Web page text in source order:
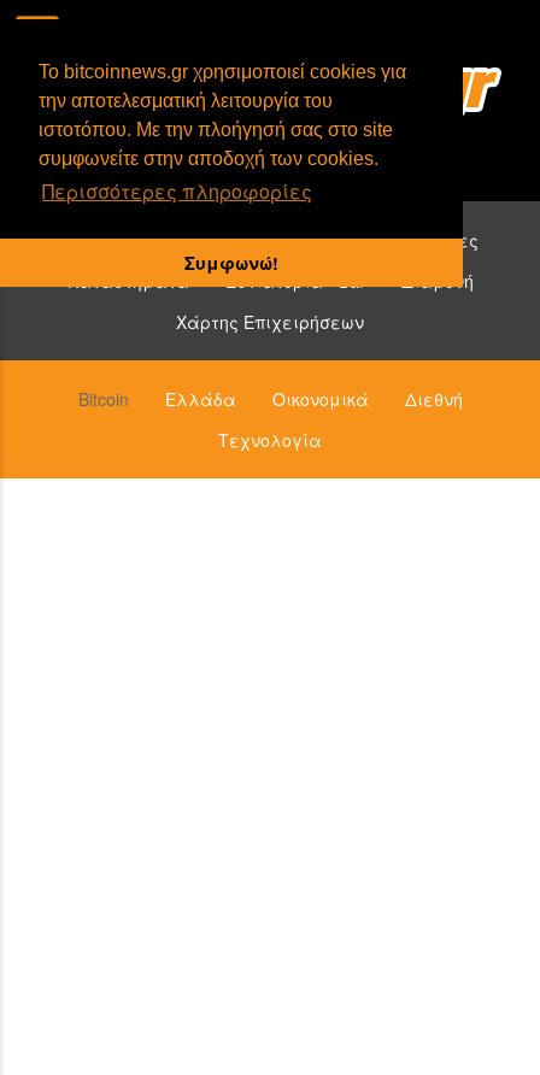
To bitcoinnews.gr χρησιμοποιεί cookies για
την αποτελεσματική λειτουργία του
ιστοτόπου. Με την πλοήγησή σας στο site
συμφωνείτε στην αποδοχή των cookies.
Περισσότερες πληροφορίες
Συμφωνώ!
Επιχειρήσεις που δέχονται bitcoin:
Υπηρεσίες
Καταστήματα
Εστιατόρια - Bar
Διαμονή
Χάρτης Επιχειρήσεων
Bitcoin Ελλάδα Οικονομικά
Διεθνή
Τεχνολογία